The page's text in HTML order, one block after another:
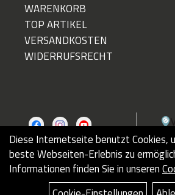
WARENKORB
TOP ARTIKEL
VERSANDKOSTEN
WIDERRUFSRECHT
IMPRESSUM
Diese Internetseite benutzt Cookies,
beste Webseiten-Erlebnis zu
Informationen finden Sie in unseren